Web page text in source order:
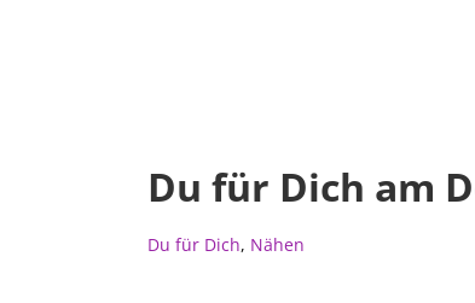
Du für Dich am
Du für Dich, Nähen